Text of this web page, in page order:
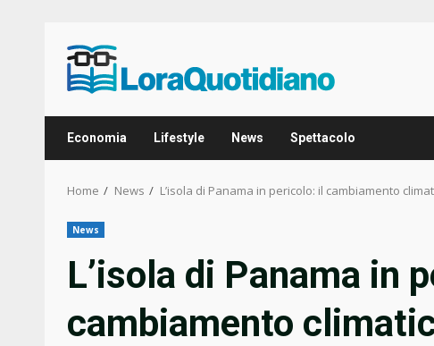
content
Economia Lifestyle News Spettacolo
Home News L’isola di Panama in pericolo: il cambiamento
News
L’isola di Panama in
cambiamento